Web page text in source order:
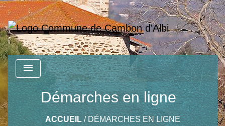
menu
Démarches en ligne
ACCUEIL/ DÉMARCHES EN LIGNE